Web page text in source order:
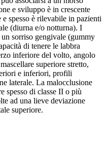
e sviluppo è in crescente
spesso è rilevabile in pazienti
(diurna e/o notturna). I
sorriso gengivale (gummy
di tenere le labbra
inferiore del volto, angolo
superiore stretto,
e inferiori, profili
laterale. La malocclusione
spesso di classe II o più
ad una lieve deviazione
superiore.